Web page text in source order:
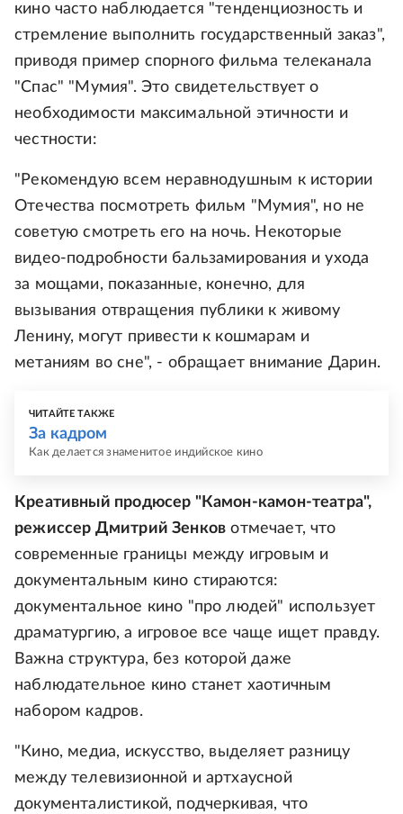
кино часто наблюдается "тенденциозность и
стремление выполнить государственный заказ",
приводя пример спорного фильма телеканала
"Спас" "Мумия". Это свидетельствует о
необходимости максимальной этичности и
честности:
"Рекомендую всем неравнодушным к истории
Отечества посмотреть фильм "Мумия", но не
советую смотреть его на ночь. Некоторые
видео-подробности бальзамирования и ухода
за мощами, показанные, конечно, для
вызывания отвращения публики к живому
Ленину, могут привести к кошмарам и
метаниям во сне", - обращает внимание Дарин.
ЧИТАЙТЕ ТАКЖЕ
За кадром
Как делается знаменитое индийское кино
Креативный продюсер "Камон-камон-театра",
режиссер Дмитрий Зенков отмечает, что
современные границы между игровым и
документальным кино стираются:
документальное кино "про людей" использует
драматургию, а игровое все чаще ищет правду.
Важна структура, без которой даже
наблюдательное кино станет хаотичным
набором кадров.
"Кино, медиа, искусство, выделяет разницу
между телевизионной и артхаусной
документалистикой, подчеркивая, что